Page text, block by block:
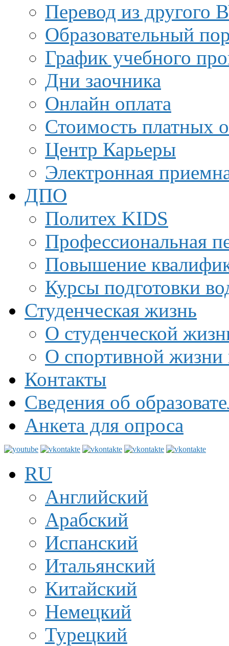
Перевод из другого
Образовательный
График учебного
Дни заочника
Онлайн оплата
Стоимость платных
Центр Карьеры
Электронная
ДПО
Политех KIDS
Профессиональная
Повышение
Курсы подготовки
Студенческая жизнь
О студенческой
О спортивной жизни
Контакты
Сведения об
Анкета для опроса
RU
Английский
Арабский
Испанский
Итальянский
Китайский
Немецкий
Турецкий